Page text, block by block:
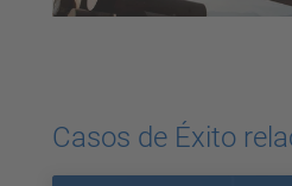
Casos de Éxito